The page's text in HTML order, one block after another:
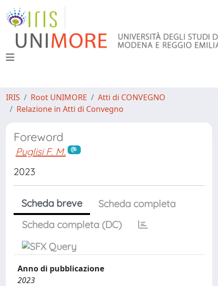
IRIS Root UNIMORE
Atti di CONVEGNO
Relazione in Atti di Convegno
Foreword
Puglisi F. M.
2023
Scheda breve
Scheda completa
Scheda completa (DC)
Anno di pubblicazione
2023